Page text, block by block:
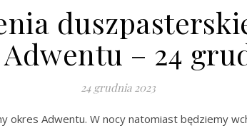
– 24
24 grudnia 2023
okres Adwentu. W nocy natomiast będziemy